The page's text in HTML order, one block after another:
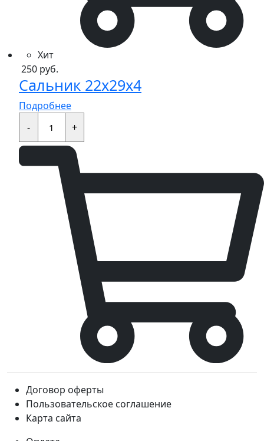
Хит
250 руб.
Сальник 22x29x4
Подробнее
-
Сальник
22x29x4+
Договор оферты
Пользовательское соглашение
Карта сайта